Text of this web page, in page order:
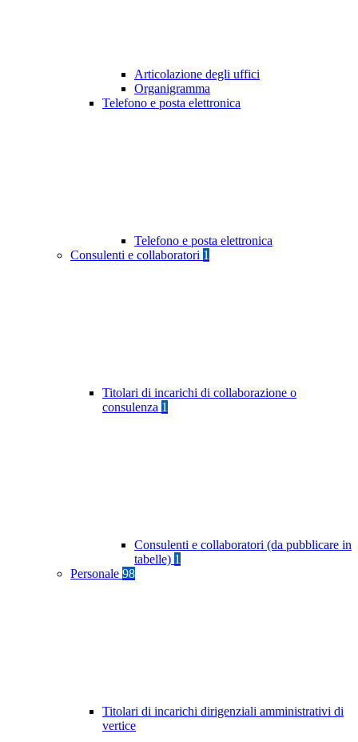
Articolazione degli uffici
Organigramma
Telefono e posta elettronica
Telefono e posta elettronica
Consulenti e collaboratori 1
Titolari di incarichi di collaborazione o
consulenza 1
Consulenti e collaboratori (da pubblicare in
tabelle) 1
Personale 98
Titolari di incarichi dirigenziali amministrativi di
vertice